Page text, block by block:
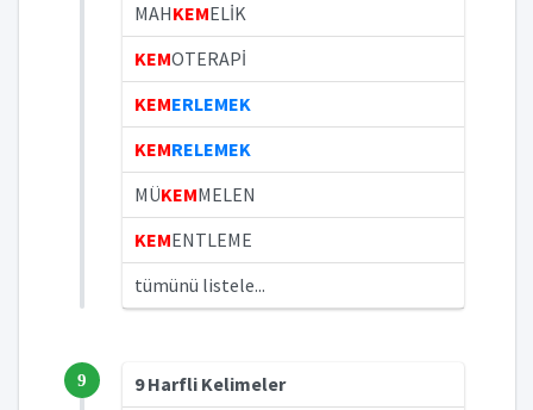
MAHKEMELİK
KEMOTERAPİ
KEMERLEMEK
KEMRELEMEK
MÜKEMMELEN
KEMENTLEME
tümünü listele...
9 9 Harfli Kelimeler